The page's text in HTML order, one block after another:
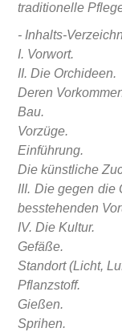
traditionelle
- Inhalts-
I. Vorwort.
II. Die Orchideen.
Deren
Bau.
Vorzüge.
Einführung.
Die künstliche
III. Die gegen die
besstehenden
IV. Die Kultur.
Gefäße.
Standort (Licht,
Pflanzstoff.
Gießen.
Sprihen.